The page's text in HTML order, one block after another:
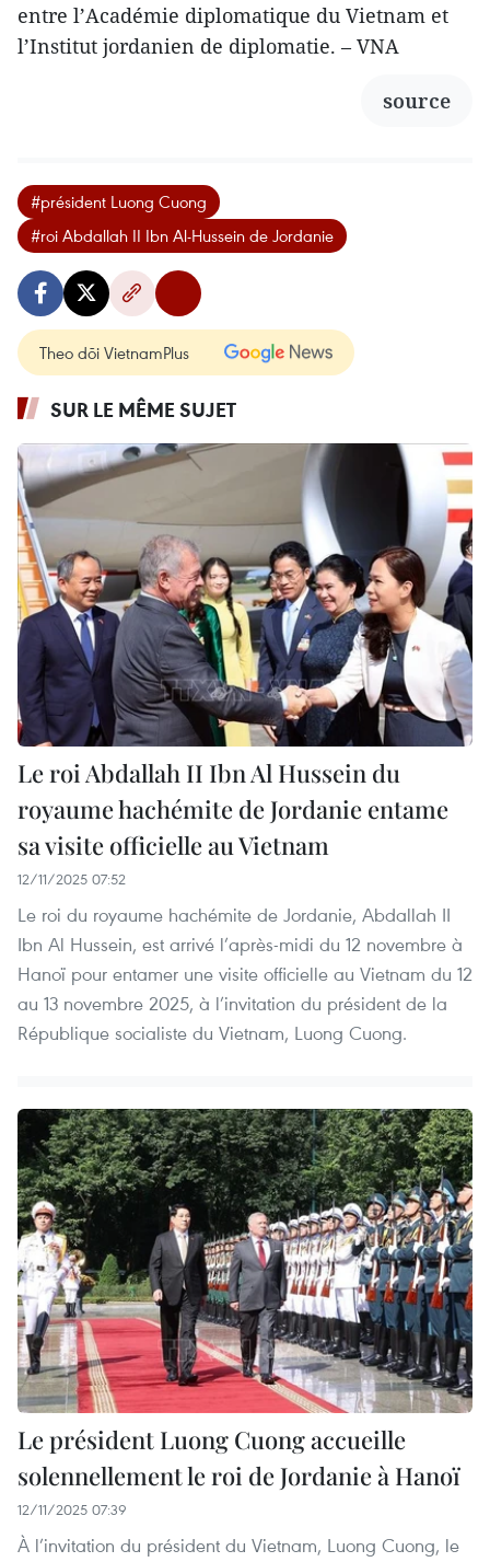
entre l’Académie diplomatique du Vietnam et
l’Institut jordanien de diplomatie. – VNA
source
#président Luong Cuong
#roi Abdallah II Ibn Al-Hussein de Jordanie
Theo dõi VietnamPlus
SUR LE MÊME SUJET
Le roi Abdallah II Ibn Al Hussein du
royaume hachémite de Jordanie entame
sa visite officielle au Vietnam
12/11/2025 07:52
Le roi du royaume hachémite de Jordanie, Abdallah II
Ibn Al Hussein, est arrivé l’après-midi du 12 novembre à
Hanoï pour entamer une visite officielle au Vietnam du 12
au 13 novembre 2025, à l’invitation du président de la
République socialiste du Vietnam, Luong Cuong.
Le président Luong Cuong accueille
solennellement le roi de Jordanie à Hanoï
12/11/2025 07:39
À l’invitation du président du Vietnam, Luong Cuong, le